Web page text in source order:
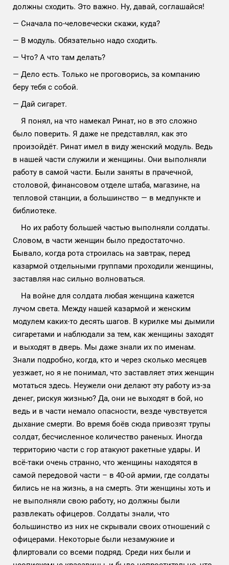
должны сходить. Это важно. Ну, давай, соглашайся!
— Сначала по-человечески скажи, куда?
— В модуль. Обязательно надо сходить.
— Что? А что там делать?
— Дело есть. Только не проговорись, за компанию
беру тебя с собой.
— Дай сигарет.
Я понял, на что намекал Ринат, но в это сложно
было поверить. Я даже не представлял, как это
произойдёт. Ринат имел в виду женский модуль. Ведь
в нашей части служили и женщины. Они выполняли
работу в самой части. Были заняты в прачечной,
столовой, финансовом отделе штаба, магазине, на
тепловой станции, а большинство — в медпункте и
библиотеке.
Но их работу большей частью выполняли солдаты.
Словом, в части женщин было предостаточно.
Бывало, когда рота строилась на завтрак, перед
казармой отдельными группами проходили женщины,
заставляя нас сильно волноваться.
На войне для солдата любая женщина кажется
лучом света. Между нашей казармой и женским
модулем каких-то десять шагов. В курилке мы дымили
сигаретами и наблюдали за тем, как женщины заходят
и выходят в дверь. Мы даже знали их по именам.
Знали подробно, когда, кто и через сколько месяцев
уезжает, но я не понимал, что заставляет этих женщин
мотаться здесь. Неужели они делают эту работу из-за
денег, рискуя жизнью? Да, они не выходят в бой, но
ведь и в части немало опасности, везде чувствуется
дыхание смерти. Во время боёв сюда привозят трупы
солдат, бесчисленное количество раненых. Иногда
территорию части с гор атакуют ракетные удары. И
всё-таки очень странно, что женщины находятся в
самой передовой части – в 40-ой армии, где солдаты
бились не на жизнь, а на смерть. Эти женщины хоть и
не выполняли свою работу, но должны были
развлекать офицеров. Солдаты знали, что
большинство из них не скрывали своих отношений с
офицерами. Некоторые были незамужние и
флиртовали со всеми подряд. Среди них были и